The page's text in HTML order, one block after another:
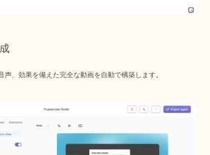
声、効果を備えた完全な動画を自動で構築します。